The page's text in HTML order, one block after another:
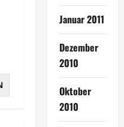
Januar 2011
Dezember
2010
Oktober
2010